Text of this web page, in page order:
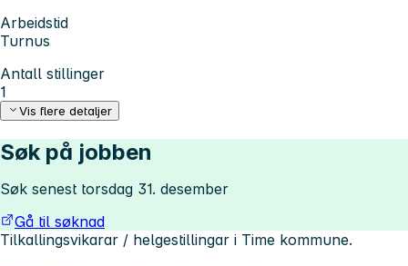
Arbeidstid
Turnus
Antall stillinger
1
Vis flere detaljer
Søk på jobben
Søk senest torsdag 31. desember
Gå til søknad
Tilkallingsvikarar / helgestillingar i Time kommune.